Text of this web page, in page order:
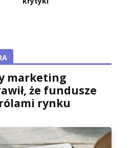
marketing
że fundusze
rynku